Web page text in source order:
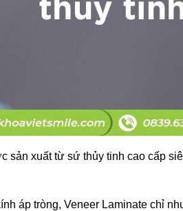
xuất từ sứ thủy tinh cao cấp
áp tròng, Veneer Laminate chỉ